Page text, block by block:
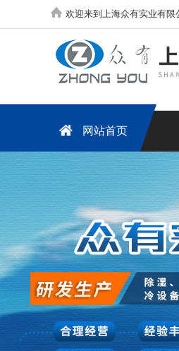
欢迎来到上海众有实业有限
网站首页